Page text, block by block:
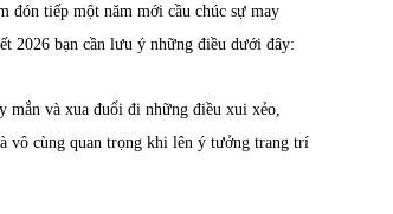
đón tiếp một năm mới cầu chúc sự may
2026 bạn cần lưu ý những điều dưới đây:
mắn và xua đuổi đi những điều xui xẻo,
vô cùng quan trọng khi lên ý tưởng trang trí